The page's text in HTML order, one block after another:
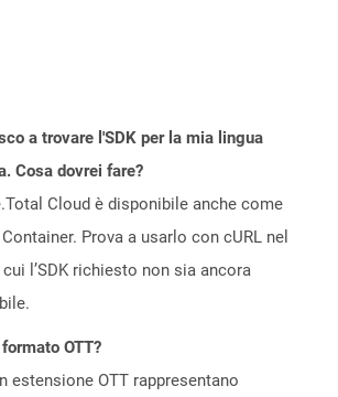
a trovare l'SDK per la mia lingua
Cosa dovrei fare?
Cloud è disponibile anche come
Prova a usarlo con cURL nel
l’SDK richiesto non sia ancora
OTT?
estensione OTT rappresentano